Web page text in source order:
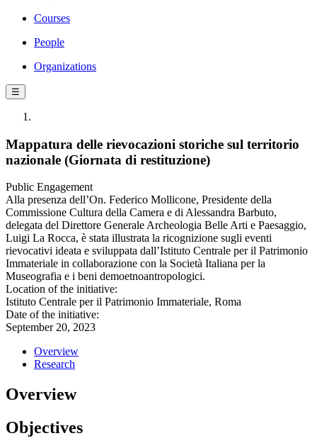
Courses
People
Organizations
☰
Mappatura delle rievocazioni storiche sul territorio
nazionale (Giornata di restituzione)
Public Engagement
Alla presenza dell’On. Federico Mollicone, Presidente della
Commissione Cultura della Camera e di Alessandra Barbuto,
delegata del Direttore Generale Archeologia Belle Arti e Paesaggio,
Luigi La Rocca, è stata illustrata la ricognizione sugli eventi
rievocativi ideata e sviluppata dall’Istituto Centrale per il Patrimonio
Immateriale in collaborazione con la Società Italiana per la
Museografia e i beni demoetnoantropologici.
Location of the initiative:
Istituto Centrale per il Patrimonio Immateriale, Roma
Date of the initiative:
September 20, 2023
Overview
Research
Overview
Objectives